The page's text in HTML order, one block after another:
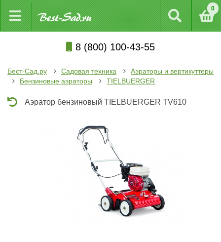
0
8 (800) 100-43-55
Бест-Сад.ру Садовая техника
Аэраторы и вертикуттеры
Бензиновые аэраторы
TIELBUERGER
Аэратор бензиновый TIELBUERGER TV610